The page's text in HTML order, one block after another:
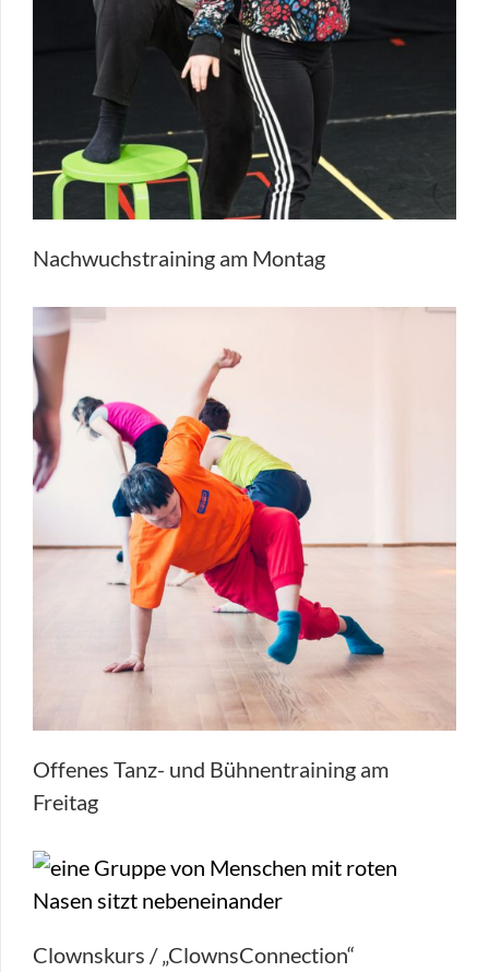
Nachwuchstraining am Montag
Offenes Tanz- und Bühnentraining am
Freitag
Clownskurs / „ClownsConnection“